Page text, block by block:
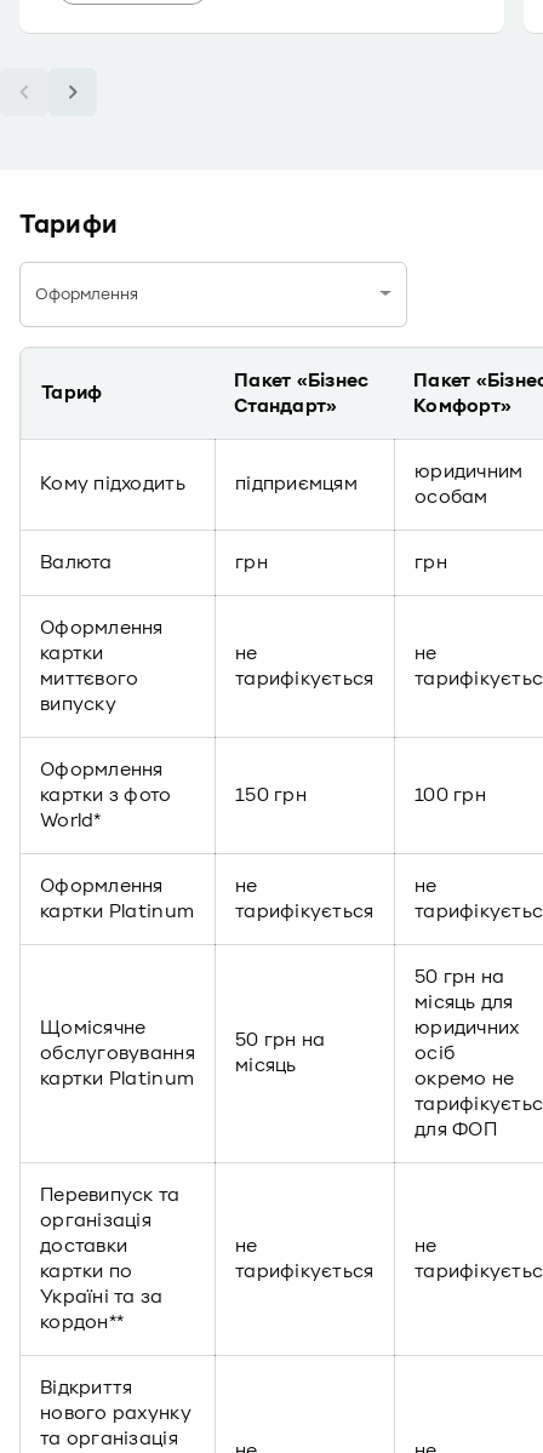
Тарифи
Оформлення
Тариф
Пакет «Бізнес
Стандарт»
Пакет
Комфорт»
Кому підходить підприємцям
юридичним
особам
Валюта грн грн
Оформлення
картки
миттєвого
випуску
не
тарифікується
не
Оформлення
картки з фото
World*
150 грн 100 грн
Оформлення
картки Platinum
не
тарифікується
не
Щомісячне
обслуговування
картки Platinum
50 грн на
місяць
50 грн на
місяць для
юридичних
осіб
окремо не
для ФОП
Перевипуск та
організація
доставки
картки по
Україні та за
кордон**
не
тарифікується
не
Відкриття
нового рахунку
та організація